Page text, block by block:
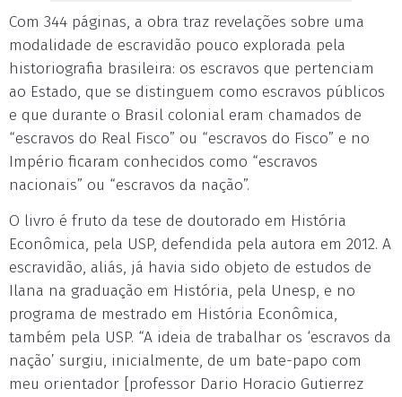
Com 344 páginas, a obra traz revelações sobre uma
modalidade de escravidão pouco explorada pela
historiografia brasileira: os escravos que pertenciam
ao Estado, que se distinguem como escravos públicos
e que durante o Brasil colonial eram chamados de
“escravos do Real Fisco” ou “escravos do Fisco” e no
Império ficaram conhecidos como “escravos
nacionais” ou “escravos da nação”.
O livro é fruto da tese de doutorado em História
Econômica, pela USP, defendida pela autora em 2012. A
escravidão, aliás, já havia sido objeto de estudos de
Ilana na graduação em História, pela Unesp, e no
programa de mestrado em História Econômica,
também pela USP. “A ideia de trabalhar os ‘escravos da
nação’ surgiu, inicialmente, de um bate-papo com
meu orientador [professor Dario Horacio Gutierrez